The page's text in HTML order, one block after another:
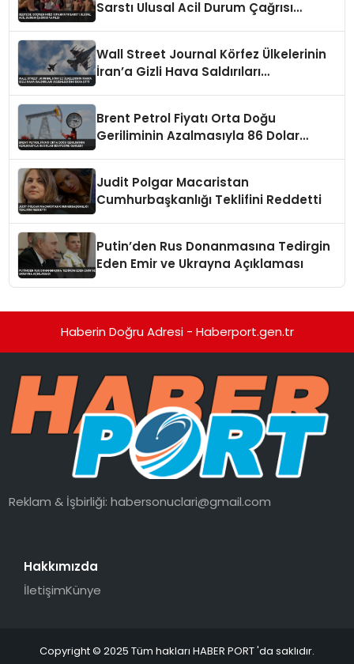
Sarstı Ulusal Acil Durum Çağrısı
Wall Street Journal Körfez Ülkelerinin
İran’a Gizli Hava Saldırıları
Brent Petrol Fiyatı Orta Doğu
Geriliminin Azalmasıyla 86 Dolar
Judit Polgar Macaristan
Cumhurbaşkanlığı Teklifini Reddetti
Putin’den Rus Donanmasına Tedirgin
Eden Emir ve Ukrayna Açıklaması
Haberin Doğru Adresi - Haberport.gen.tr
Reklam & İşbirliği:habersonuclari@gmail.com
Hakkımızda
İletişimKünye
Copyright © 2025 Tüm hakları HABER PORT 'da saklıdır.